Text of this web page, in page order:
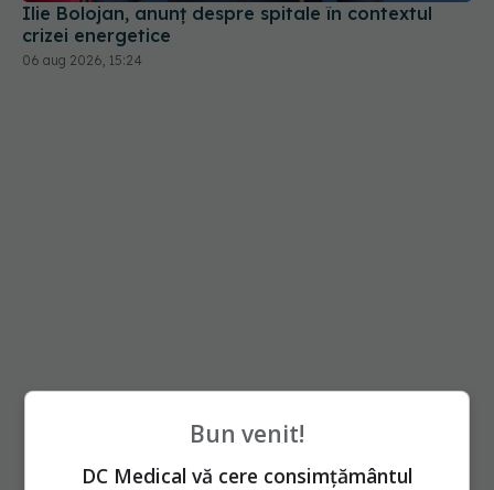
Ilie Bolojan, anunț despre spitale în contextul
crizei energetice
06 aug 2026, 15:24
Bun venit!
DC Medical vă cere consimțământul